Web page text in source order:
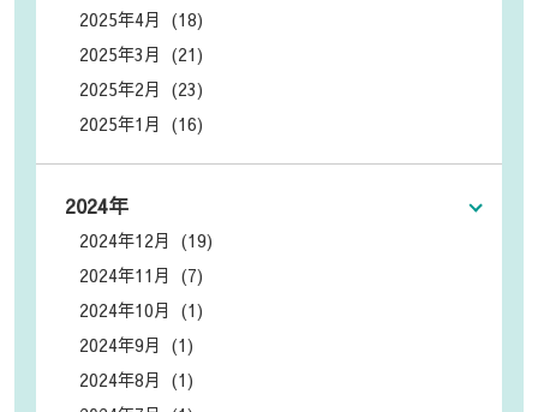
2025年4月 (18)
2025年3月 (21)
2025年2月 (23)
2025年1月 (16)
2024年
2024年12月 (19)
2024年11月 (7)
2024年10月 (1)
2024年9月 (1)
2024年8月 (1)